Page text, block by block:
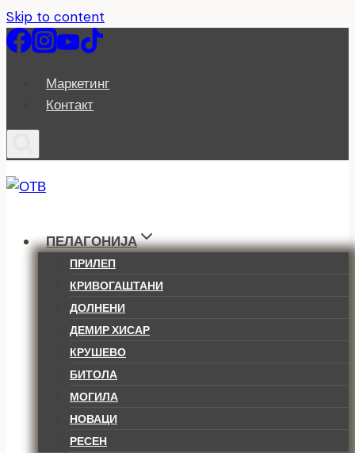
Skip to content
Маркетинг
Контакт
ПЕЛАГОНИЈА
ПРИЛЕП
КРИВОГАШТАНИ
ДОЛНЕНИ
ДЕМИР ХИСАР
КРУШЕВО
БИТОЛА
МОГИЛА
НОВАЦИ
РЕСЕН